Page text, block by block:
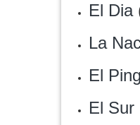
El Dia
La
El
El Sur